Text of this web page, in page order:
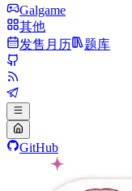
Galgame
其他
发售月历
题库
GitHub